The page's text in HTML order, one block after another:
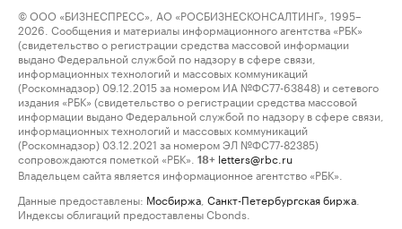
© ООО «БИЗНЕСПРЕСС», АО «РОСБИЗНЕСКОНСАЛТИНГ», 1995–
2026. Сообщения и материалы информационного агентства «РБК»
(свидетельство о регистрации средства массовой информации
выдано Федеральной службой по надзору в сфере связи,
информационных технологий и массовых коммуникаций
(Роскомнадзор) 09.12.2015 за номером ИА №ФС77-63848) и сетевого
издания «РБК» (свидетельство о регистрации средства массовой
информации выдано Федеральной службой по надзору в сфере связи,
информационных технологий и массовых коммуникаций
(Роскомнадзор) 03.12.2021 за номером ЭЛ №ФС77-82385)
сопровождаются пометкой «РБК».
18+ letters@rbc.ru
Владельцем сайта является информационное агентство «РБК».
Данные предоставлены: Мосбиржа Санкт-Петербургская биржа
Индексы облигаций предоставлены Cbonds.